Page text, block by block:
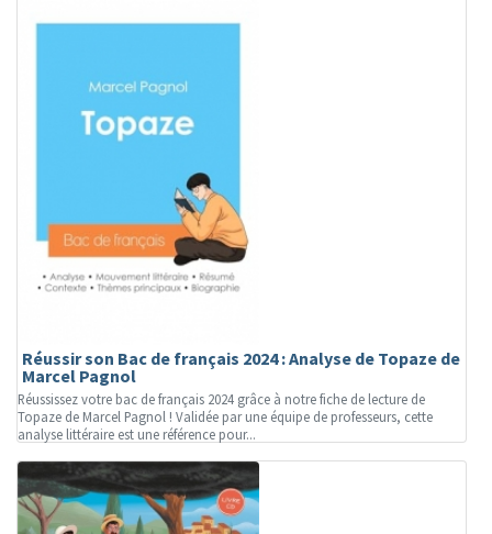
Réussir son Bac de français 2024 : Analyse de Topaze de
Marcel Pagnol
Réussissez votre bac de français 2024 grâce à notre fiche de lecture de
Topaze de Marcel Pagnol ! Validée par une équipe de professeurs, cette
analyse littéraire est une référence pour...